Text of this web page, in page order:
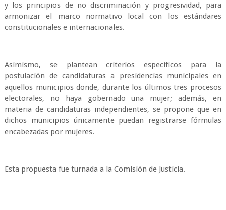
y los principios de no discriminación y progresividad, para
armonizar el marco normativo local con los estándares
constitucionales e internacionales.
Asimismo, se plantean criterios específicos para la
postulación de candidaturas a presidencias municipales en
aquellos municipios donde, durante los últimos tres procesos
electorales, no haya gobernado una mujer; además, en
materia de candidaturas independientes, se propone que en
dichos municipios únicamente puedan registrarse fórmulas
encabezadas por mujeres.
Esta propuesta fue turnada a la Comisión de Justicia.